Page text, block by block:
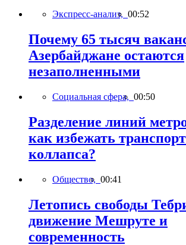
Экспресс-анализ, 00:52
Почему 65 тысяч
Азербайджане остаются
незаполненными
Социальная сфера, 00:50
Разделение линий
как избежать
коллапса?
Общество, 00:41
Летопись свободы
движение Мешруте и
современность